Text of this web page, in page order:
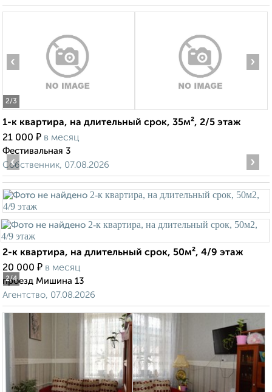
2/3
‹ ›
1-к квартира, на длительный срок, 35м², 2/5 этаж
21 000 ₽ в месяц
Фестивальная 3
Собственник, 07.08.2026
2/4
‹ ›
2-к квартира, на длительный срок, 50м², 4/9 этаж
20 000 ₽ в месяц
проезд Мишина 13
Агентство, 07.08.2026